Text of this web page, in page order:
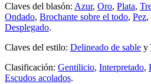
Claves del blasón: Azur, Oro, Plata,
Ondado, Brochante sobre el todo, Pez,
Desplegado.
Claves del estilo: Delineado de sable y
Clasificación: Gentilicio, Interpretado,
Escudos acolados.